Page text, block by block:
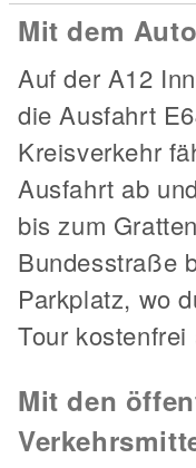
Mit dem
Auf der A12
die Ausfahrt
Kreisverkehr
Ausfahrt ab
bis zum
Bundesstraße
Parkplatz, wo
Tour
Mit den